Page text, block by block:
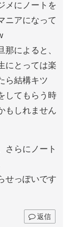
メにノートを
ニアになって
によると、
にとっては楽
ら結構キツ
してもらう時
もしれません
さらにノート
せっぽいです
返信